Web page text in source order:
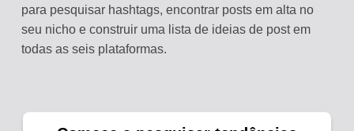
para pesquisar hashtags, encontrar posts em alta no
seu nicho e construir uma lista de ideias de post em
todas as seis plataformas.